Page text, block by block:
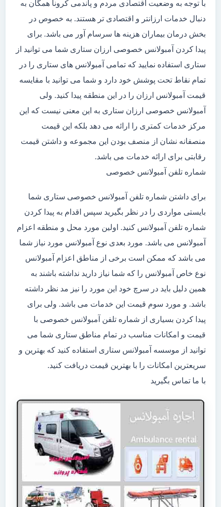
با توجه به وضعیت اقتصادی مردم و پاندمی کرونا همگان به
دنبال خدمات ارزانتر و اقتصادی تر هستند. به خصوص در
بخش درمان بیماران هزینه ها سرسام آور می باشد. برای
پیدا کردن آمبولانس خصوصی ارزان ستاری شما می توانید از
ستاری استفاده نمایید که تمامی آمبولانس های ستاری را در
تمام نقاط تحت پوشش خود دارد و شما می توانید با مقایسه
قیمت آمبولانس ارزان را در این منطقه پیدا کنید. ولی
آمبولانس خصوصی ارزان ستاری به این معنی نیست که این
مرکز خدمات کمتری را ارائه می دهد بلکه این قیمت
منصفانه نشان از منصف بودن این مجموعه و داشتن قیمت
رقابتی برای ارائه خدمات می باشد.
شماره تلفن آمبولانس خصوصی
برای داشتن شماره تلفن آمبولانس خصوصی ستاری شما
بایستی مواردی را در نظر بگیرید سپس اقدام به پیدا کردن
شماره تلفن آمبولانس کنید. اولین مورد محل و منطقه اعزام
آمبولانس می باشد. مورد بعدی نوع آمبولانس مورد نیاز شما
می باشد که ممکن است برخی از مناطق اعزام آمبولانس
نوع خاص آمبولانس را که شما نیاز دارید نداشته باشند به
همین دلیل باید در سرچ خود این مورد را نیز مد نظر داشته
باشد. و مورد سوم قیمت این خدمات می باشد. ولی برای
پیدا کردن بسیاری از شماره تلفن آمبولانس خصوصی با
قیمت و امکانات مناسب در تمام مناطق ستاری شما می
توانید از موسسه آمبولانس ستاری استفاده کنید که بهترین و
سریعترین امکانات را با بهترین قیمت دریافت کنید.
با ما تماس بگیرید